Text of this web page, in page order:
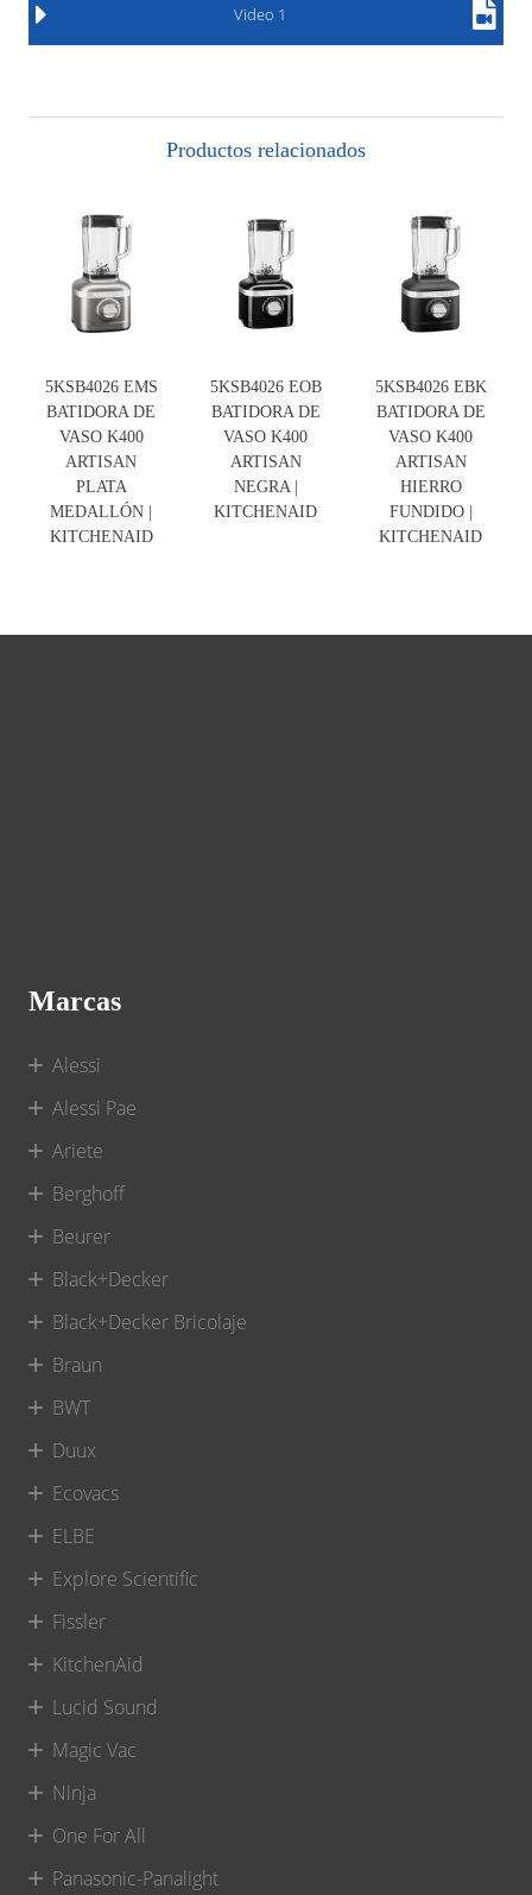
Video 1
Productos relacionados
5KSB4026 EMS
BATIDORA DE
VASO K400
ARTISAN
PLATA
MEDALLÓN |
KITCHENAID
5KSB4026 EOB
BATIDORA DE
VASO K400
ARTISAN
NEGRA |
KITCHENAID
5KSB4026 EBK
BATIDORA DE
VASO K400
ARTISAN
HIERRO
FUNDIDO |
KITCHENAID
Marcas
Alessi
Alessi Pae
Ariete
Berghoff
Beurer
Black+Decker
Black+Decker Bricolaje
Braun
BWT
Duux
Ecovacs
ELBE
Explore Scientific
Fissler
KitchenAid
Lucid Sound
Magic Vac
Ninja
One For All
Panasonic-Panalight